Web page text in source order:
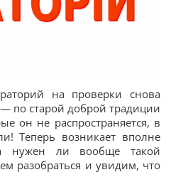
на проверки снова
по старой доброй традиции
он не распространяется, в
Теперь возникает вполне
нужен ли вообще такой
разобраться и увидим, что